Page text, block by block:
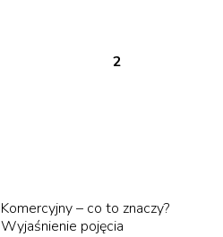
2
Komercyjny – co to znaczy?
Wyjaśnienie pojęcia